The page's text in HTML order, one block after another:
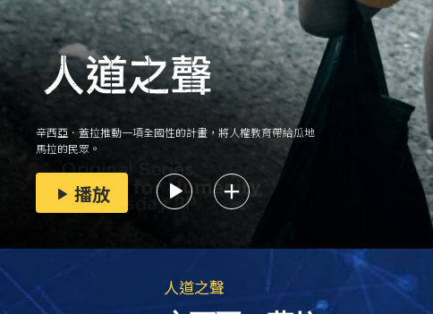
辛西亞．蓋拉推動一項全國性的計畫，將人權教育帶給瓜地
馬拉的民眾。
播放
人道之聲